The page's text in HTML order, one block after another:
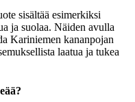
sisältää esimerkiksi
ja suolaa. Näiden avulla
Kariniemen kananpojan
laatua ja tukea